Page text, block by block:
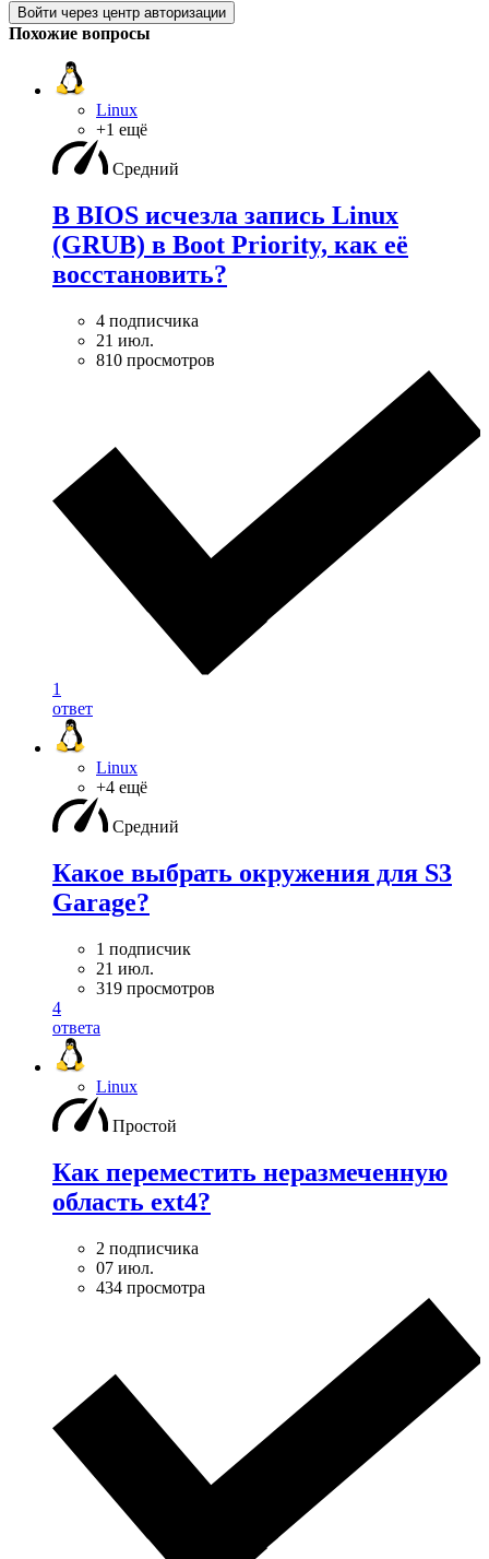
Войти через центр авторизации
Похожие вопросы
Linux
+1 ещё
Средний
В BIOS исчезла запись Linux
(GRUB) в Boot Priority, как её
восстановить?
4 подписчика
21 июл.
810 просмотров
1
ответ
Linux
+4 ещё
Средний
Какое выбрать окружения для S3
Garage?
1 подписчик
21 июл.
319 просмотров
4
ответа
Linux
Простой
Как переместить неразмеченную
область ext4?
2 подписчика
07 июл.
434 просмотра